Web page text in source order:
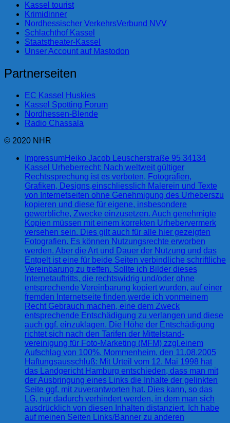
Kassel tourist
Krimidinner
Nordhessischer VerkehrsVerbund NVV
Schlachthof Kassel
Staatstheater-Kassel
Unser Account auf Mastodon
Partnerseiten
EC Kassel Huskies
Kassel Spotting Forum
Nordhessen-Blende
Radio Chassala
© 2020 NHR
ImpressumHeiko Jacob Leuscherstraße 95 34134
Kassel Urheberrecht: Nach weltweit gültiger
Rechtssprechung ist es verboten, Fotografien,
Grafiken, Designs,einschliesslich Malerein und Texte
von Internetseiten ohne Genehmigung des Urheberszu
kopieren und diese für eigene, insbesondere
gewerbliche, Zwecke einzusetzen. Auch genehmigte
Kopien müssen mit einem korrekten Urhebervermerk
versehen sein. Dies gilt auch für alle hier gezeigten
Fotografien. Es können Nutzungsrechte erworben
werden. Aber die Art und Dauer der Nutzung und das
Entgelt ist eine für beide Seiten verbindliche schriftliche
Vereinbarung zu treffen. Sollte ich Bilder dieses
Internetauftritts, die rechtswidrig und/oder ohne
entsprechende Vereinbarung kopiert wurden, auf einer
fremden Internetseite finden,werde ich vonmeinem
Recht Gebrauch machen, eine dem Zweck
entsprechende Entschädigung zu verlangen und diese
auch ggf. einzuklagen. Die Höhe der Entschädigung
richtet sich nach den Tarifen der Mittelstand-
vereinigung für Foto-Marketing (MFM) zzgl.einem
Aufschlag von 100%. Mommenheim, den 11.08.2005
Haftungsausschluß: Mit Urteil vom 12. Mai 1998 hat
das Landgericht Hamburg entschieden, dass man mit
der Ausbringung eines Links die Inhalte der gelinkten
Seite ggf. mit zuverantworten hat. Dies kann, so das
LG, nur dadurch verhindert werden, in dem man sich
ausdrücklich von diesen Inhalten distanziert. Ich habe
auf meinen Seiten Links/Banner zu anderen